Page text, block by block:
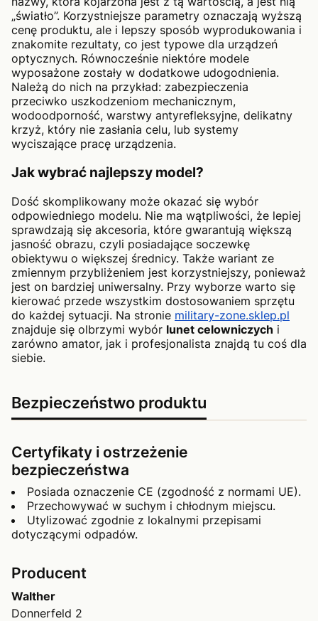
„światło”. Korzystniejsze parametry oznaczają wyższą
cenę produktu, ale i lepszy sposób wyprodukowania i
znakomite rezultaty, co jest typowe dla urządzeń
optycznych. Równocześnie niektóre modele
wyposażone zostały w dodatkowe udogodnienia.
Należą do nich na przykład: zabezpieczenia
przeciwko uszkodzeniom mechanicznym,
wodoodporność, warstwy antyrefleksyjne, delikatny
krzyż, który nie zasłania celu, lub systemy
wyciszające pracę urządzenia.
Jak wybrać najlepszy model?
Dość skomplikowany może okazać się wybór
odpowiedniego modelu. Nie ma wątpliwości, że lepiej
sprawdzają się akcesoria, które gwarantują większą
jasność obrazu, czyli posiadające soczewkę
obiektywu o większej średnicy. Także wariant ze
zmiennym przybliżeniem jest korzystniejszy, ponieważ
jest on bardziej uniwersalny. Przy wyborze warto się
kierować przede wszystkim dostosowaniem sprzętu
do każdej sytuacji. Na stronie military-zone.sklep.pl
znajduje się olbrzymi wybór lunet celowniczych i
zarówno amator, jak i profesjonalista znajdą tu coś dla
siebie.
Bezpieczeństwo produktu
Certyfikaty i ostrzeżenie
bezpieczeństwa
Posiada oznaczenie CE (zgodność z normami UE).
Przechowywać w suchym i chłodnym miejscu.
Utylizować zgodnie z lokalnymi przepisami
dotyczącymi odpadów.
Producent
Walther
Donnerfeld 2